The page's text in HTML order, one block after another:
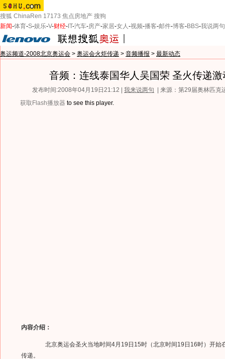
搜狐 ChinaRen 17173 焦点房地产 搜狗
新闻-体育-S-娱乐-V-财经- IT-汽车-房产-家居-女人-视频-播客-邮件-博客-BBS-我说两句
奥运频道-2008北京奥运会 > 奥运会火炬传递 > 音频播报 > 最新动态
音频：连线泰国华人吴国荣 圣火传递激
发布时间:2008年04月19日21:12 | 我来说两句
| 来源：第29届奥林匹克
获取Flash播放器 to see this player.
内容介绍：
北京奥运会圣火当地时间4月19日15时（北京时间19日16时）开始
传递。